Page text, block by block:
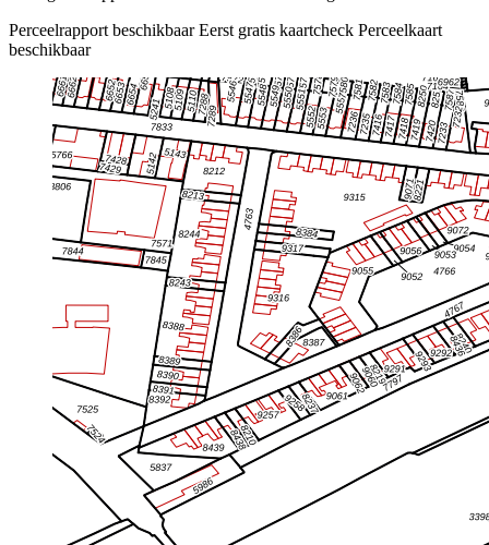
Perceelrapport beschikbaar Eerst gratis kaartcheck Perceelkaart
beschikbaar